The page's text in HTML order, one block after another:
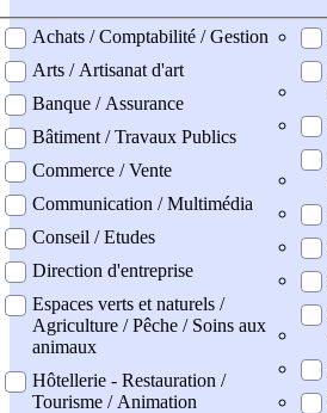
professionel
Achats / Comptabilité / Gestion
Arts / Artisanat d'art
Banque / Assurance
Bâtiment / Travaux Publics
Commerce / Vente
Communication / Multimédia
Conseil / Etudes
Direction d'entreprise
Espaces verts et naturels /
Agriculture / Pêche / Soins aux
animaux
Hôtellerie - Restauration /
Tourisme / Animation